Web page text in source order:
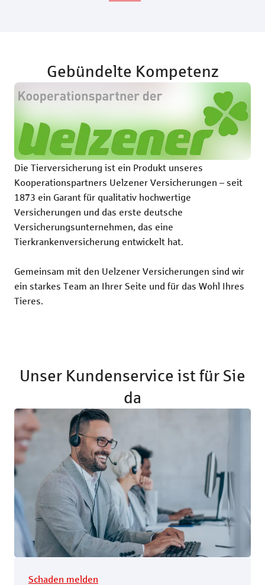
Gebündelte Kompetenz
Die Tierversicherung ist ein Produkt unseres
Kooperationspartners Uelzener Versicherungen – seit
1873 ein Garant für qualitativ hochwertige
Versicherungen und das erste deutsche
Versicherungsunternehmen, das eine
Tierkrankenversicherung entwickelt hat.
Gemeinsam mit den Uelzener Versicherungen sind wir
ein starkes Team an Ihrer Seite und für das Wohl Ihres
Tieres.
Unser Kundenservice ist für Sie
da
Schaden melden